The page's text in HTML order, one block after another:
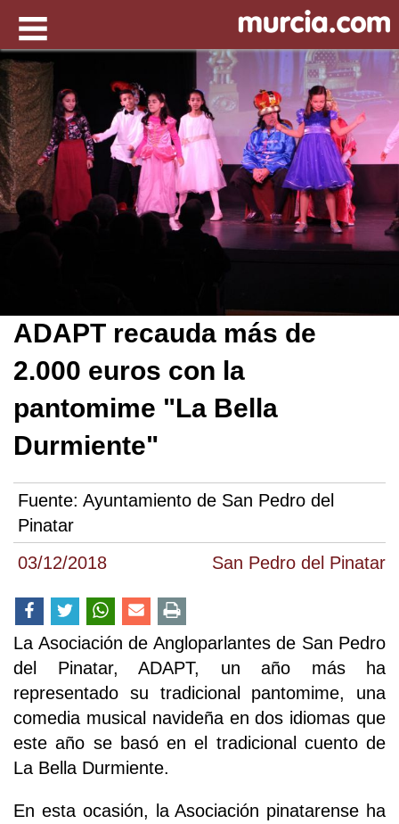
03/12/2018 San Pedro del Pinatar
ADAPT recauda más de
2.000 euros con la
pantomime "La Bella
Durmiente"
Fuente: Ayuntamiento de San Pedro del
Pinatar
La Asociación de Angloparlantes de San Pedro
del Pinatar, ADAPT, un año más ha
representado su tradicional pantomime, una
comedia musical navideña en dos idiomas que
este año se basó en el tradicional cuento de
La Bella Durmiente.
En esta ocasión, la Asociación pinatarense ha